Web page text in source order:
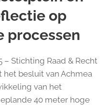
op
processen
– Stichting Raad & Recht
besluit van Achmea
van het
40 meter hoge